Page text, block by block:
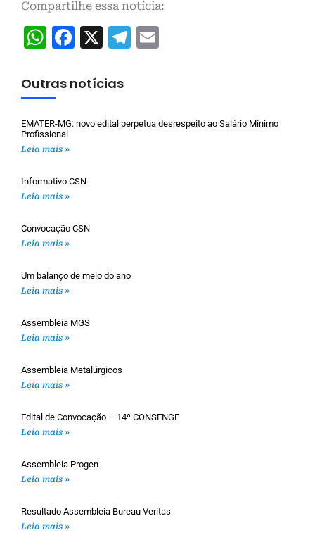
Compartilhe essa notícia:
WhatsApp
Facebook
X Telegram
Outras notícias
EMATER-MG: novo edital perpetua desrespeito ao Salário Mínimo
Profissional
Leia mais »
Informativo CSN
Leia mais »
Convocação CSN
Leia mais »
Um balanço de meio do ano
Leia mais »
Assembleia MGS
Leia mais »
Assembleia Metalúrgicos
Leia mais »
Edital de Convocação – 14º CONSENGE
Leia mais »
Assembleia Progen
Leia mais »
Resultado Assembleia Bureau Veritas
Leia mais »